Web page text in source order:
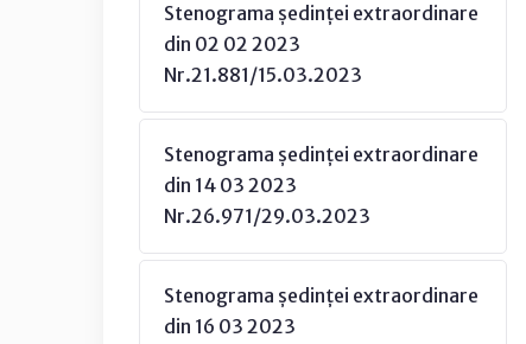
Stenograma ședinței extraordinare
din 02 02 2023
Nr.21.881/15.03.2023
Stenograma ședinței extraordinare
din 14 03 2023
Nr.26.971/29.03.2023
Stenograma ședinței extraordinare
din 16 03 2023